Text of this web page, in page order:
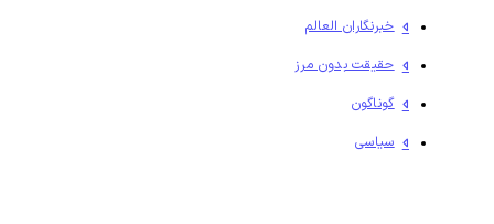
خبرنگاران العالم
حقیقت بدون مرز
گوناگون
سیاسی